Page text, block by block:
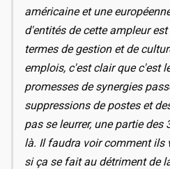
américaine et une
d'entités de cette ampleur
termes de gestion et de
emplois, c'est clair que c'est
promesses de synergies
suppressions de postes et
pas se leurrer, une partie
là. Il faudra voir comment ils
si ça se fait au détriment de